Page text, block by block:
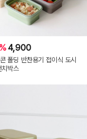
4,900
폴딩 반찬용기 접이식 도시
치박스